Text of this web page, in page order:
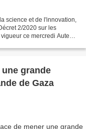
science et de l'innovation,
2/2020 sur les
ce mercredi Auteur:
grande
de Gaza